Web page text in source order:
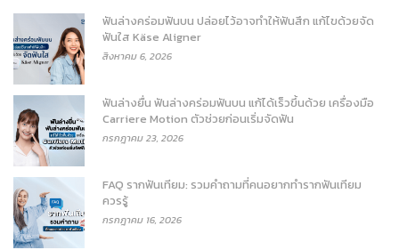
ฟันล่างคร่อมฟันบน ปล่อยไว้อาจทำให้ฟันสึก แก้ไขด้วยจัด
ฟันใส Käse Aligner
สิงหาคม 6, 2026
ฟันล่างยื่น ฟันล่างคร่อมฟันบน แก้ได้เร็วขึ้นด้วย เครื่องมือ
Carriere Motion ตัวช่วยก่อนเริ่มจัดฟัน
กรกฎาคม 23, 2026
FAQ รากฟันเทียม: รวมคำถามที่คนอยากทำรากฟันเทียม
ควรรู้
กรกฎาคม 16, 2026